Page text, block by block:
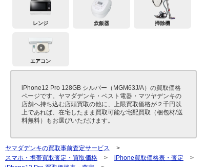
レンジ 炊飯器 掃除機
エアコン
iPhone12 Pro 128GB シルバー（MGM63J/A）の買取価格
ページです。ヤマダデンキ・ベスト電器・マツヤデンキの
店舗へ持ち込む店頭買取の他に、上限買取価格が２千円以
上であれば、在宅したまま買取可能な宅配買取（梱包材/送
料無料）もお選びいただけます。
ヤマダデンキの買取事前査定サービス
>
スマホ・携帯買取査定・買取価格
> iPhone買取価格表・査定
>